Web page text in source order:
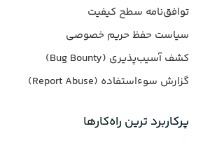
توافق‌نامه سطح کیفیت
سیاست حفظ حریم خصوصی
کشف آسیب‌پذیری (Bug Bounty)
گزارش سوءاستفاده (Report Abuse)
پرکاربرد ترین راه‌کارها